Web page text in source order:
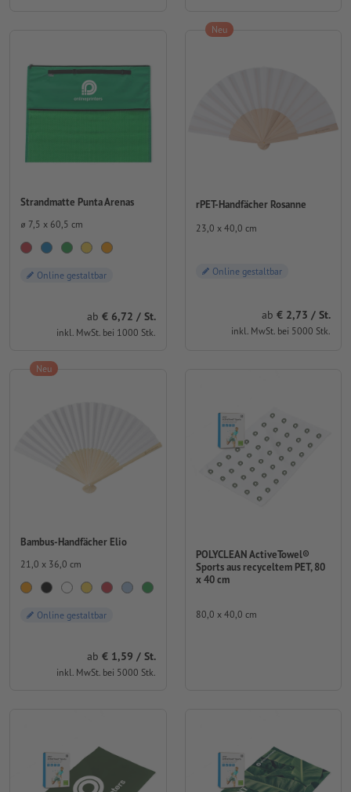
Strandmatte Punta Arenas
⌀ 7,5 x 60,5 cm
Online gestaltbar
ab € 6,72 / St.
inkl. MwSt. bei 1000 Stk.
rPET-Handfächer Rosanne
23,0 x 40,0 cm
Online gestaltbar
ab € 2,73 / St.
inkl. MwSt. bei 5000 Stk.
Neu
Bambus-Handfächer Elio
21,0 x 36,0 cm
Online gestaltbar
ab € 1,59 / St.
inkl. MwSt. bei 5000 Stk.
Neu
POLYCLEAN ActiveTowel®
Sports aus recyceltem PET, 80
x 40 cm
80,0 x 40,0 cm